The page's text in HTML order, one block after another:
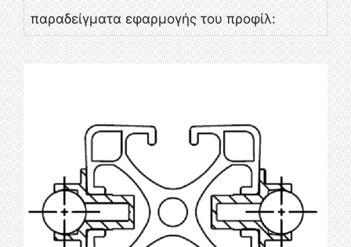
παραδείγματα εφαρμογής του προφίλ: